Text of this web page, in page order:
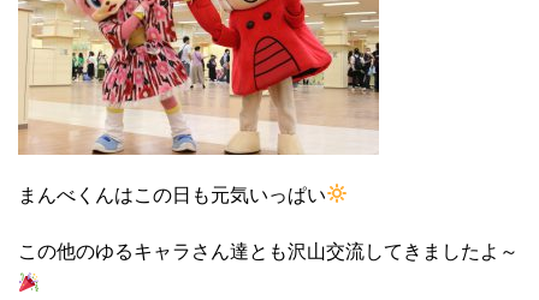
まんべくんはこの日も元気いっぱい
この他のゆるキャラさん達とも沢山交流してきましたよ～